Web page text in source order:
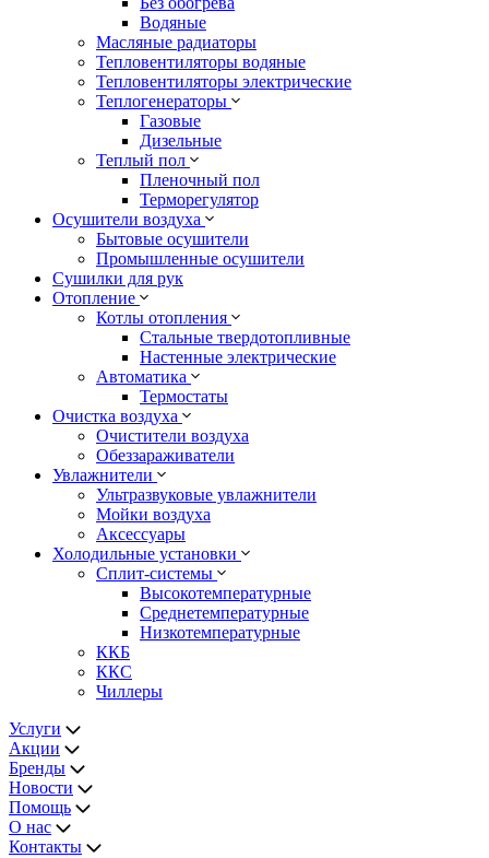
Водяные
Масляные радиаторы
Тепловентиляторы водяные
Тепловентиляторы электрические
Теплогенераторы
Газовые
Дизельные
Теплый пол
Пленочный пол
Терморегулятор
Осушители воздуха
Бытовые осушители
Промышленные осушители
Сушилки для рук
Отопление
Котлы отопления
Стальные твердотопливные
Настенные электрические
Автоматика
Термостаты
Очистка воздуха
Очистители воздуха
Обеззараживатели
Увлажнители
Ультразвуковые увлажнители
Мойки воздуха
Аксессуары
Холодильные установки
Сплит-системы
Высокотемпературные
Среднетемпературные
Низкотемпературные
ККБ
ККС
Чиллеры
Услуги
Акции
Бренды
Новости
Помощь
О нас
Контакты